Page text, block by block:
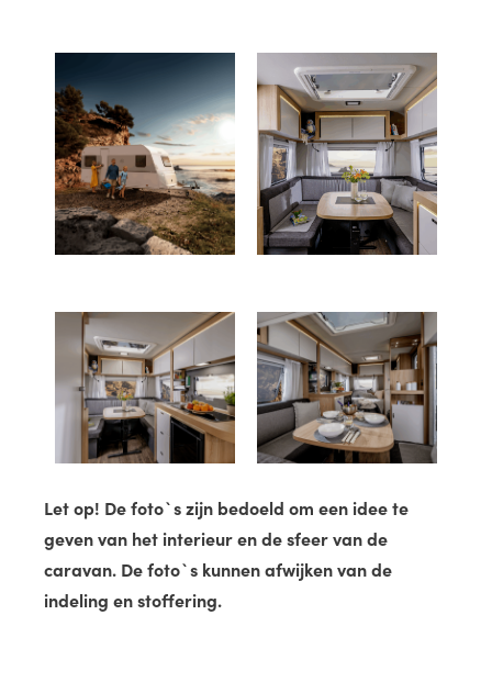
Let op! De foto`s zijn bedoeld om een idee te
geven van het interieur en de sfeer van de
caravan. De foto`s kunnen afwijken van de
indeling en stoffering.